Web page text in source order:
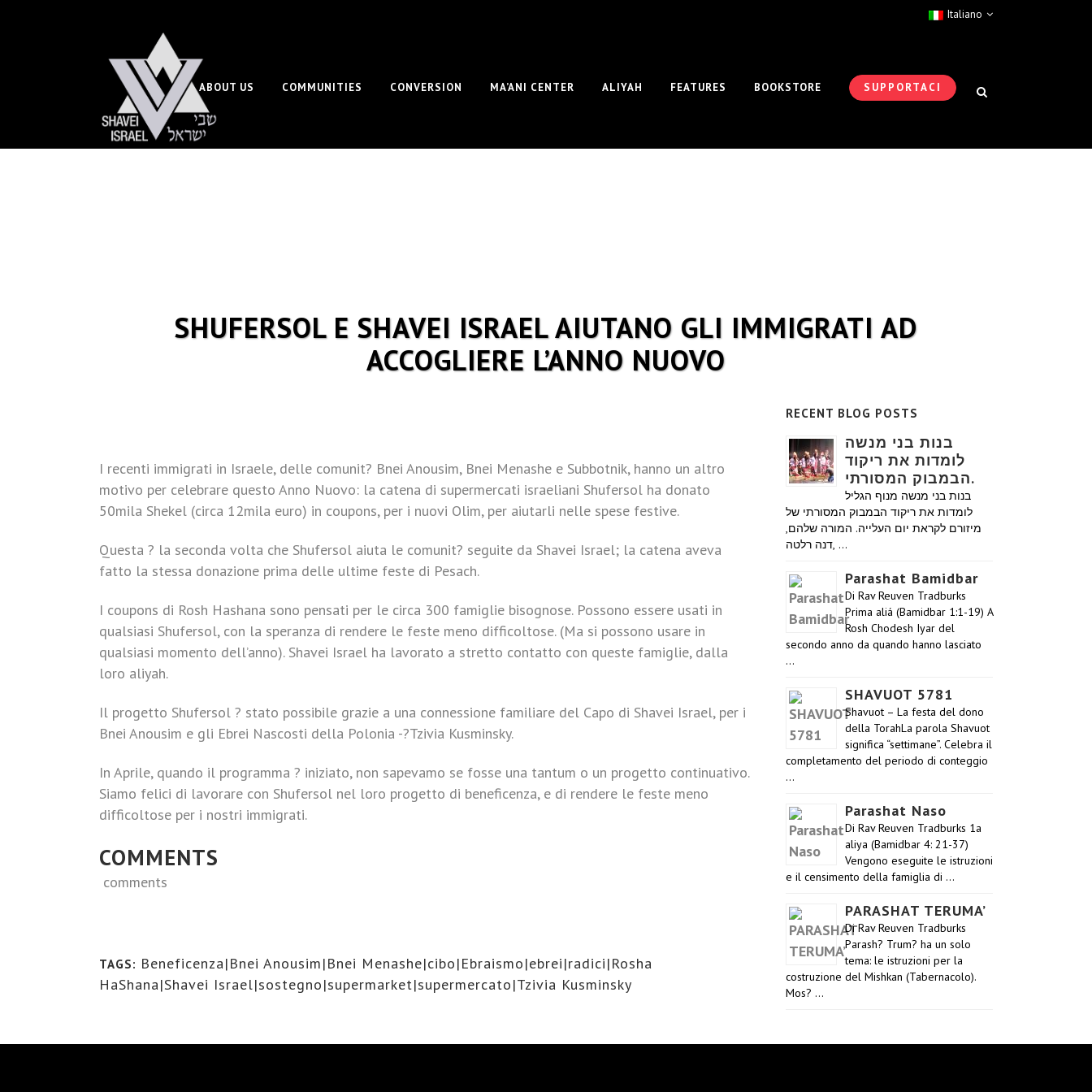
Italiano
SUPPORTACI
ABOUT US COMMUNITIES CONVERSION MA’ANI CENTER ALIYAH FEATURES BOOKSTORE
SHUFERSOL E SHAVEI ISRAEL AIUTANO GLI IMMIGRATI AD
ACCOGLIERE L’ANNO NUOVO
I recenti immigrati in Israele, delle comunit? Bnei Anousim, Bnei Menashe e Subbotnik, hanno un altro
motivo per celebrare questo Anno Nuovo: la catena di supermercati israeliani Shufersol ha donato
50mila Shekel (circa 12mila euro) in coupons, per i nuovi Olim, per aiutarli nelle spese festive.
Questa ? la seconda volta che Shufersol aiuta le comunit? seguite da Shavei Israel; la catena aveva
fatto la stessa donazione prima delle ultime feste di Pesach.
I coupons di Rosh Hashana sono pensati per le circa 300 famiglie bisognose. Possono essere usati in
qualsiasi Shufersol, con la speranza di rendere le feste meno difficoltose. (Ma si possono usare in
qualsiasi momento dell’anno). Shavei Israel ha lavorato a stretto contatto con queste famiglie, dalla
loro aliyah.
Il progetto Shufersol ? stato possibile grazie a una connessione familiare del Capo di Shavei Israel, per i
Bnei Anousim e gli Ebrei Nascosti della Polonia -?Tzivia Kusminsky.
In Aprile, quando il programma ? iniziato, non sapevamo se fosse una tantum o un progetto continuativo.
Siamo felici di lavorare con Shufersol nel loro progetto di beneficenza, e di rendere le feste meno
difficoltose per i nostri immigrati.
COMMENTS
comments
TAGS: Beneficenza|Bnei Anousim|Bnei Menashe|cibo|Ebraismo|ebrei|radici|Rosha
HaShana|Shavei Israel|sostegno|supermarket|supermercato|Tzivia Kusminsky
RECENT BLOG POSTS
בנות בני מנשה
לומדות את ריקוד
הבמבוק המסורתי.
בנות בני מנשה מנוף הגליל
לומדות את ריקוד הבמבוק המסורתי של
מיזורם לקראת יום העלייה. המורה שלהם,
דנה רלטה, …
Parashat Bamidbar
Di Rav Reuven Tradburks
Prima aliá (Bamidbar 1:1-19) A
Rosh Chodesh Iyar del
secondo anno da quando hanno lasciato
…
SHAVUOT 5781
Shavuot – La festa del dono
della TorahLa parola Shavuot
significa “settimane”. Celebra il
completamento del periodo di conteggio
…
Parashat Naso
Di Rav Reuven Tradburks 1a
aliya (Bamidbar 4: 21-37)
Vengono eseguite le istruzioni
e il censimento della famiglia di …
PARASHAT TERUMA’
Di Rav Reuven Tradburks
Parash? Trum? ha un solo
tema: le istruzioni per la
costruzione del Mishkan (Tabernacolo).
Mos? …